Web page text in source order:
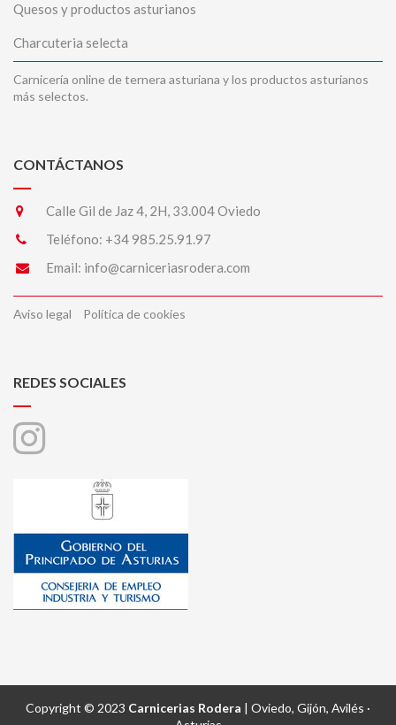
Quesos y productos asturianos
Charcuteria selecta
Carnicería online de ternera asturiana y los productos asturianos
más selectos.
CONTÁCTANOS
Calle Gil de Jaz 4, 2H, 33.004 Oviedo
Teléfono: +34 985.25.91.97
Email: info@carniceriasrodera.com
Aviso legal Política de cookies
REDES SOCIALES
Copyright © 2023 Carnicerias Rodera | Oviedo, Gijón, Avilés ·